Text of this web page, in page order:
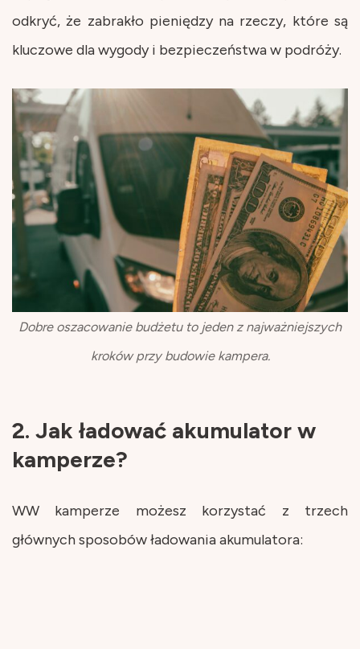
odkryć, że zabrakło pieniędzy na rzeczy, które są
kluczowe dla wygody i bezpieczeństwa w podróży.
Dobre oszacowanie budżetu to jeden z najważniejszych
kroków przy budowie kampera.
2. Jak ładować akumulator w
kamperze?
WW kamperze możesz korzystać z trzech
głównych sposobów ładowania akumulatora: